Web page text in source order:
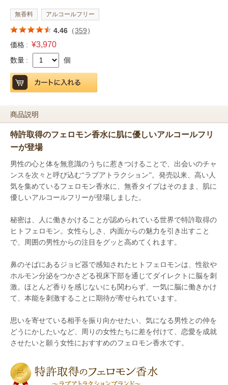
無香料 アルコールフリー
4.46 （359）
価格 : ¥3,970
数量 : 個
商品説明
特許取得のフェロモン香水に肌に優しいアルコールフリ
ーが登場
男性の心と体を無意識のうちに惹きつけることで、出会いのチャ
ンスを次々と呼び込む“ラブアトラクション”。発売以来、高い人
気を集めているフェロモン香水に、無香タイプはそのまま、肌に
優しいアルコールフリーが登場しました。
秘密は、人に働きかけることが認められている世界で特許取得の
ヒトフェロモン。女性らしさ、内面からの魅力を引き出すこと
で、周囲の男性からの注目をグッと高めてくれます。
鼻のそばにあるジョビ器で感知されたヒトフェロモンは、性欲や
ホルモン分泌をつかさどる視床下部を通じてダイレクトに脳を刺
激。ほとんど香りを感じないにも関わらず、一気に脳に働きかけ
て、本能を刺激することに期待が寄せられています。
思いを寄せている相手を振り向かせたい、気になる男性との仲を
どうにかしたいなど、周りの女性たちに差を付けて、恋愛を成就
させたいと願う女性におすすめのフェロモン香水です。